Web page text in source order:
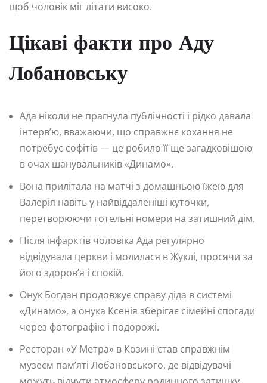
щоб чоловік міг літати високо.
Цікаві факти про Аду
Лобановську
Ада ніколи не прагнула публічності і рідко давала
інтерв’ю, вважаючи, що справжнє кохання не
потребує софітів — це робило її ще загадковішою
в очах шанувальників «Динамо».
Вона прилітала на матчі з домашньою їжею для
Валерія навіть у найвіддаленіші куточки,
перетворюючи готельні номери на затишний дім.
Після інфарктів чоловіка Ада регулярно
відвідувала церкви і молилася в Жуклі, просячи за
його здоров’я і спокій.
Онук Богдан продовжує справу діда в системі
«Динамо», а онука Ксенія зберігає сімейні спогади
через фотографію і подорожі.
Ресторан «У Метра» в Козині став справжнім
музеєм пам’яті Лобановського, де відвідувачі